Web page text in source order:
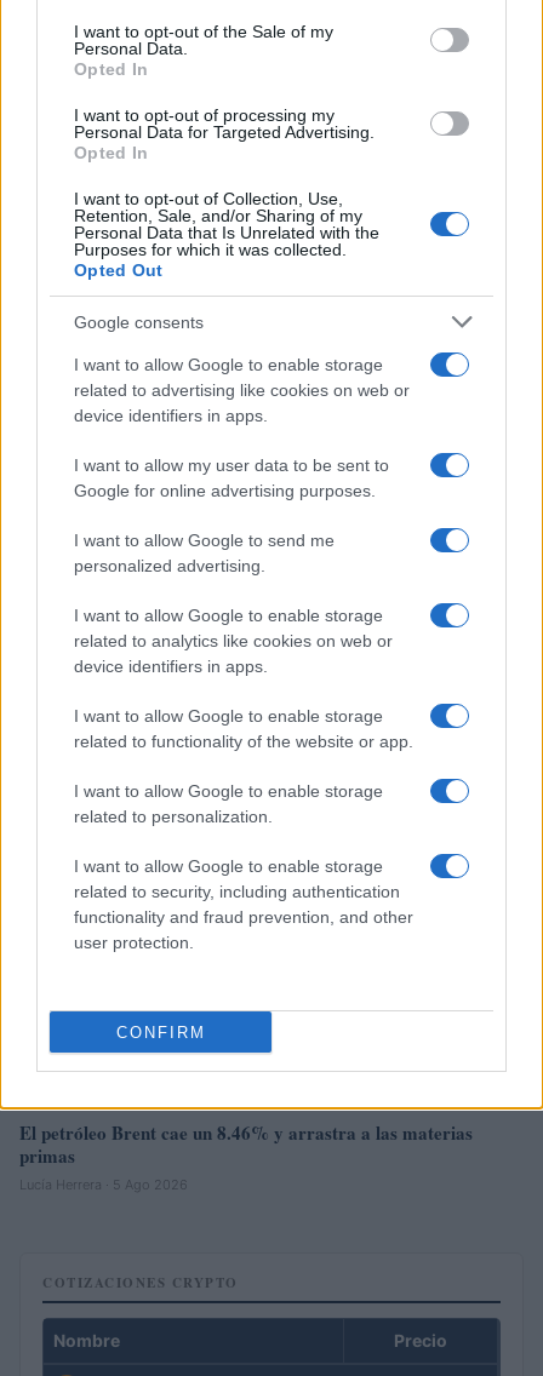
consent section.
I want to opt-out of the Sale of my
Personal Data.
Opted In
I want to opt-out of processing my
Personal Data for Targeted Advertising.
Opted In
I want to opt-out of Collection, Use,
Retention, Sale, and/or Sharing of my
Personal Data that Is Unrelated with the
Purposes for which it was collected.
Opted Out
Google consents
I want to allow Google to enable storage
related to advertising like cookies on web or
device identifiers in apps.
I want to allow my user data to be sent to
Google for online advertising purposes.
I want to allow Google to send me
personalized advertising.
I want to allow Google to enable storage
related to analytics like cookies on web or
device identifiers in apps.
I want to allow Google to enable storage
related to functionality of the website or app.
I want to allow Google to enable storage
related to personalization.
I want to allow Google to enable storage
related to security, including authentication
functionality and fraud prevention, and other
user protection.
CONFIRM
El Brent cae un 8.3% y arrastra a las materias primas
Lucía Herrera · 7 Ago 2026
NEWS
Brent cae un 8.3% y arrastra a las materias primas en agosto
Lucía Herrera · 6 Ago 2026
NEWS
El petróleo Brent cae un 8.46% y arrastra a las materias
primas
Lucía Herrera · 5 Ago 2026
COTIZACIONES CRYPTO
Nombre Precio